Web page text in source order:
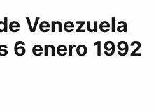
Venezuela
6 enero 1992